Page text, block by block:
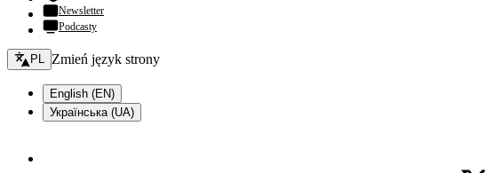
Newsletter
Podcasty
Zmień język - bieżący:
PL Zmień język strony
English (EN)
Українська (UA)